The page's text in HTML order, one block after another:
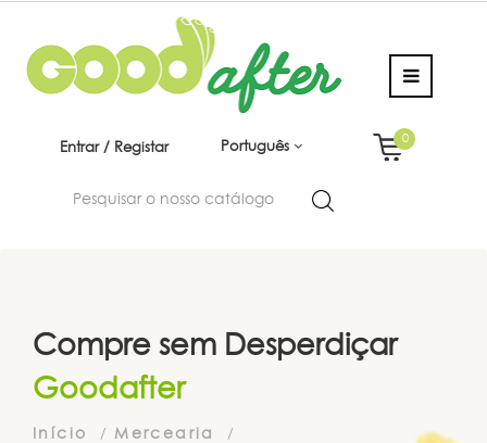
Entrar / Registar Português
0
Compre sem Desperdiçar
Goodafter
Início
Mercearia